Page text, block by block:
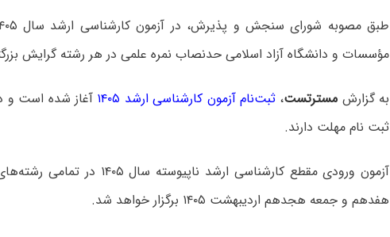
مؤسسات و دانشگاه آزاد اسلامی حدنصاب نمره علمی در هر رشته گرایش بزرگتر
به گزارش مسترتست، ثبت‌نام آزمون کارشناسی ارشد ۱۴۰۵
ثبت نام مهلت دارند.
آزمون ورودی مقطع کارشناسی ارشد
هفدهم و جمعه هجدهم اردیبهشت ۱۴۰۵ برگزار خواهد شد.